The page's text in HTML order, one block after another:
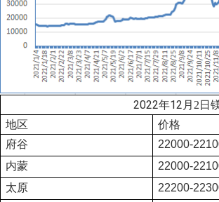
2022年12 月2 日
地区
价格
府谷
22000-
内蒙 22000-
太原 22200-